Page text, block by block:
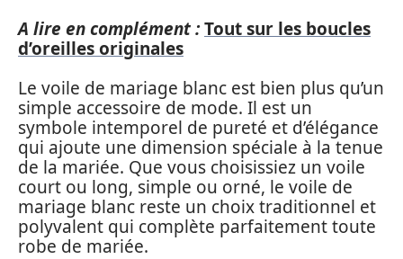
A lire en complément :Tout sur les boucles
d’oreilles originales
Le voile de mariage blanc est bien plus qu’un
simple accessoire de mode. Il est un
symbole intemporel de pureté et d’élégance
qui ajoute une dimension spéciale à la tenue
de la mariée. Que vous choisissiez un voile
court ou long, simple ou orné, le voile de
mariage blanc reste un choix traditionnel et
polyvalent qui complète parfaitement toute
robe de mariée.